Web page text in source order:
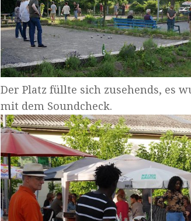
Der Platz füllte sich zusehends, es
mit dem Soundcheck.